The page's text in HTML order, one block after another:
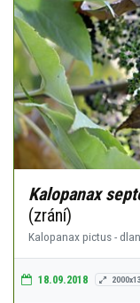
Kalopanax
(zrání)
Kalopanax pictus -
18.09.2018